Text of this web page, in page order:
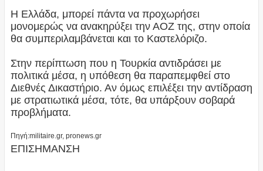
Η Ελλάδα, μπορεί πάντα να προχωρήσει
μονομερώς να ανακηρύξει την ΑΟΖ της, στην οποία
θα συμπεριλαμβάνεται και το Καστελόριζο.
Στην περίπτωση που η Τουρκία αντιδράσει με
πολιτικά μέσα, η υπόθεση θα παραπεμφθεί στο
Διεθνές Δικαστήριο. Αν όμως επιλέξει την αντίδραση
με στρατιωτικά μέσα, τότε, θα υπάρξουν σοβαρά
προβλήματα.
Πηγή:militaire.gr, pronews.gr
ΕΠΙΣΗΜΑΝΣΗ